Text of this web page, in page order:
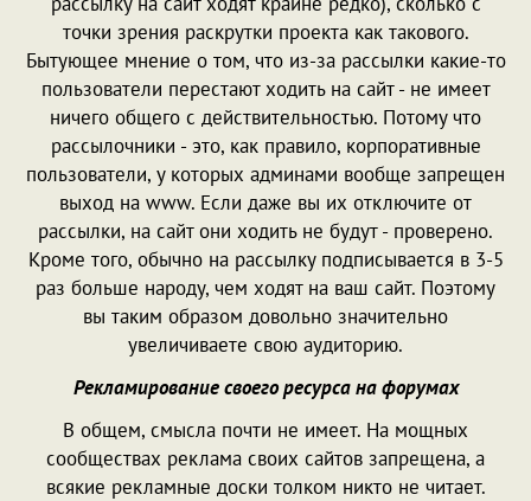
точки зрения раскрутки проекта как такового.
Бытующее мнение о том, что из-за рассылки какие-то
пользователи перестают ходить на сайт - не имеет
ничего общего с действительностью. Потому что
рассылочники - это, как правило, корпоративные
пользователи, у которых админами вообще запрещен
выход на www. Если даже вы их отключите от
рассылки, на сайт они ходить не будут - проверено.
Кроме того, обычно на рассылку подписывается в 3-5
раз больше народу, чем ходят на ваш сайт. Поэтому
вы таким образом довольно значительно
увеличиваете свою аудиторию.
Рекламирование своего ресурса на форумах
В общем, смысла почти не имеет. На мощных
сообществах реклама своих сайтов запрещена, а
всякие рекламные доски толком никто не читает.